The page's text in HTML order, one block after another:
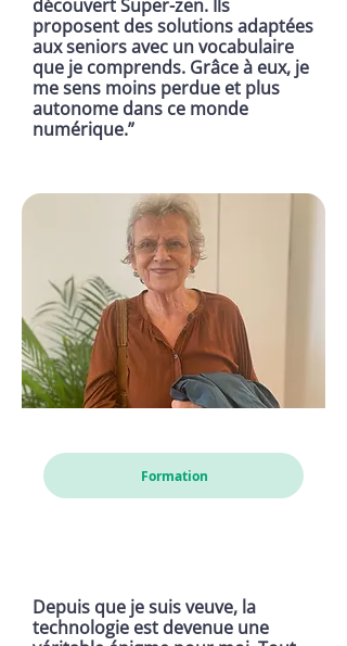
découvert Super-zen. Ils
proposent des solutions adaptées
aux seniors avec un vocabulaire
que je comprends. Grâce à eux, je
me sens moins perdue et plus
autonome dans ce monde
numérique.”
Formation
Depuis que je suis veuve, la
technologie est devenue une